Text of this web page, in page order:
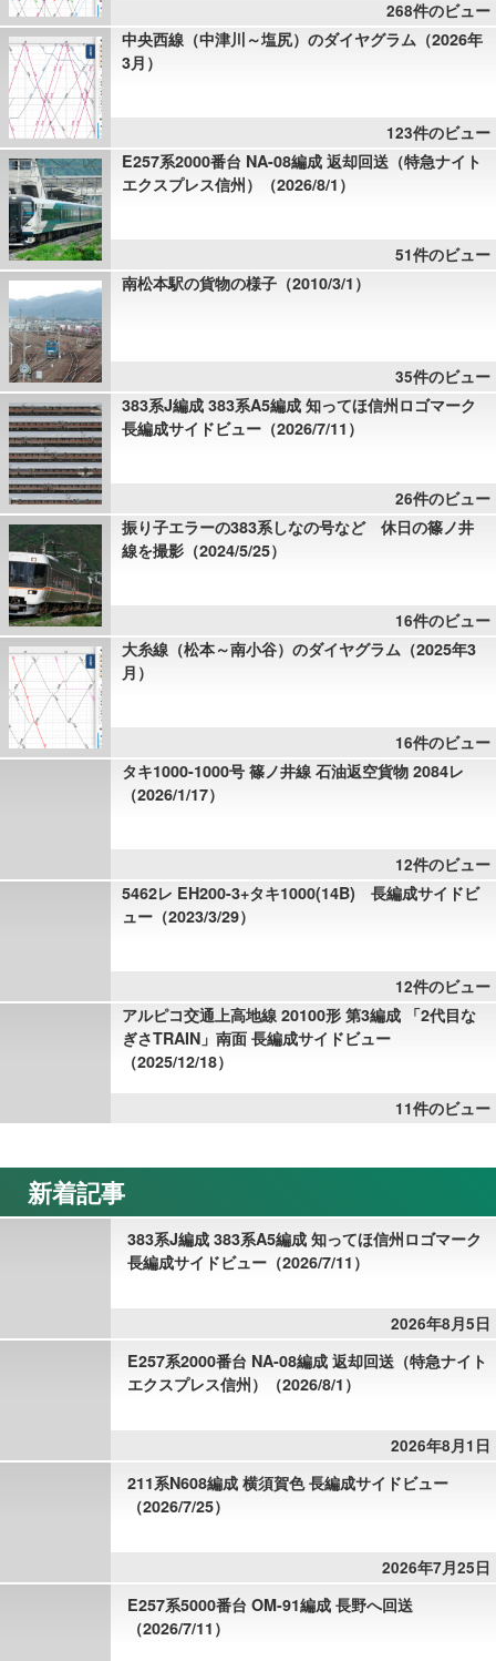
268件のビュー
中央西線（中津川～塩尻）のダイヤグラム（2026年
3月）
123件のビュー
E257系2000番台 NA-08編成 返却回送（特急ナイト
エクスプレス信州）（2026/8/1）
51件のビュー
南松本駅の貨物の様子（2010/3/1）
35件のビュー
383系J編成 383系A5編成 知ってほ信州ロゴマーク
長編成サイドビュー（2026/7/11）
26件のビュー
振り子エラーの383系しなの号など 休日の篠ノ井
線を撮影（2024/5/25）
16件のビュー
大糸線（松本～南小谷）のダイヤグラム（2025年3
月）
16件のビュー
タキ1000-1000号 篠ノ井線 石油返空貨物 2084レ
（2026/1/17）
12件のビュー
5462レ EH200-3+タキ1000(14B) 長編成サイドビ
ュー（2023/3/29）
12件のビュー
アルピコ交通上高地線 20100形 第3編成 「2代目な
ぎさTRAIN」南面 長編成サイドビュー
（2025/12/18）
11件のビュー
新着記事
383系J編成 383系A5編成 知ってほ信州ロゴマーク
長編成サイドビュー（2026/7/11）
2026年8月5日
E257系2000番台 NA-08編成 返却回送（特急ナイト
エクスプレス信州）（2026/8/1）
2026年8月1日
211系N608編成 横須賀色 長編成サイドビュー
（2026/7/25）
2026年7月25日
E257系5000番台 OM-91編成 長野へ回送
（2026/7/11）